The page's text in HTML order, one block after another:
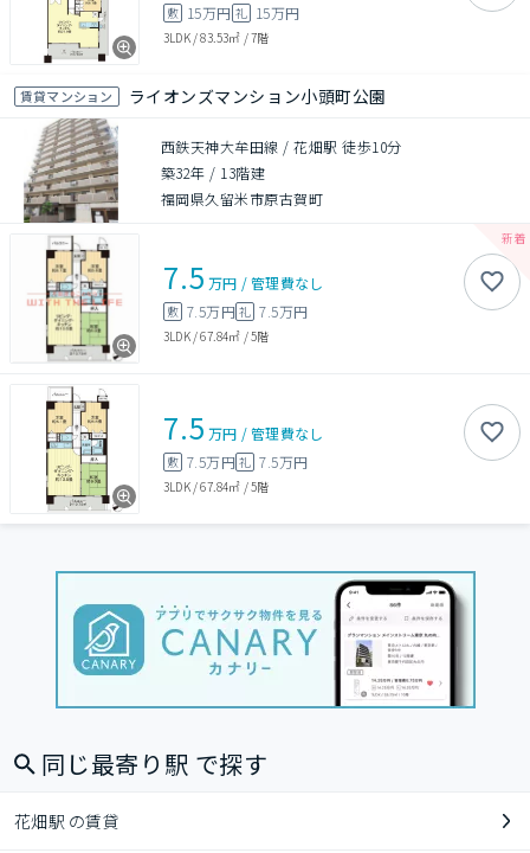
敷 15万円 礼 15万円
3LDK/83.53㎡ /7階
賃貸マンション ライオンズマンション小頭町公園
西鉄天神大牟田線 / 花畑駅 徒歩10分
築32年 / 13階建
福岡県久留米市原古賀町
7.5 万円 /管理費なし
敷 7.5万円礼 7.5万円
3LDK/67.84㎡ /5階
7.5 万円 /管理費なし
敷 7.5万円礼 7.5万円
3LDK/67.84㎡ /5階
同じ最寄り駅 で探す
花畑駅 の賃貸